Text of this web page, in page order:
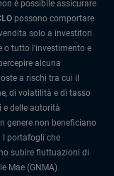
è possibile assicurare
possono comportare
solo a investitori
o tutto l'investimento e
alcuna
a rischi tra cui il
di volatilità e di tasso
e delle autorità
genere non beneficiano
I portafogli che
subire fluttuazioni di
Mae (GNMA)